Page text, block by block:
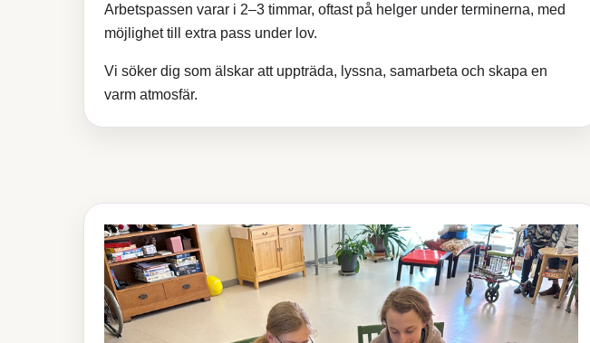
Arbetspassen varar i 2–3 timmar, oftast på helger under terminerna, med
möjlighet till extra pass under lov.
Vi söker dig som älskar att uppträda, lyssna, samarbeta och skapa en
varm atmosfär.